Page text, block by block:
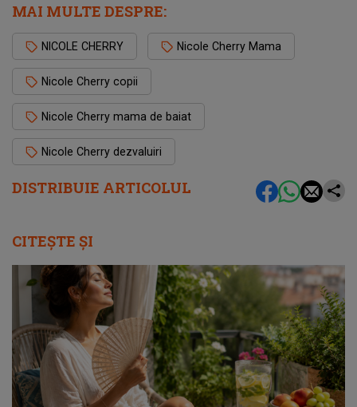
DISTRIBUIE ARTICOLUL
MAI MULTE DESPRE:
NICOLE CHERRY Nicole Cherry Mama
Nicole Cherry copii
Nicole Cherry mama de baiat
Nicole Cherry dezvaluiri
CITEȘTE ȘI